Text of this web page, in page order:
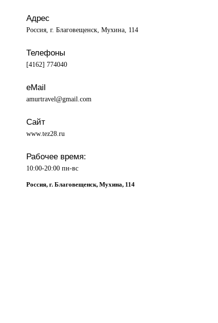
Адрес
Россия, г. Благовещенск, Мухина, 114
Телефоны
[4162] 774040
eMail
amurtravel@gmail.com
Сайт
www.tez28.ru
Рабочее время:
10:00-20:00 пн-вс
Россия, г. Благовещенск, Мухина, 114